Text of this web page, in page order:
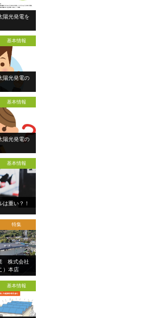
陽光発電を
基本情報
陽光発電の
基本情報
陽光発電の
基本情報
は重い？！
特集
株式会社
）本店
基本情報